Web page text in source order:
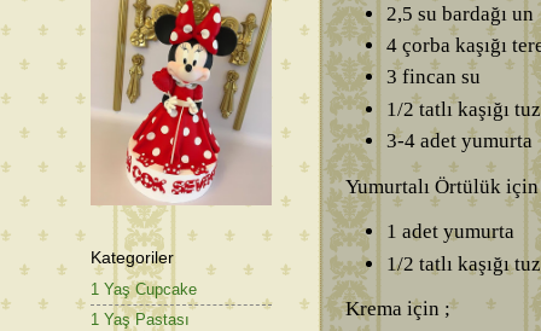
2,5 su bardağı un
4 çorba kaşığı
3 fincan su
1/2 tatlı kaşığı tuz
3-4 adet yumurta
Yumurtalı Örtülük için
1 adet yumurta
1/2 tatlı kaşığı tuz
Krema için ;
Kategoriler
1 Yaş Cupcake
1 Yaş Pastası